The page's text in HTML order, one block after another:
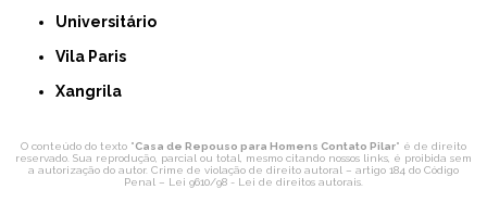
Universitário
Vila Paris
Xangrila
O conteúdo do texto "Casa de Repouso para Homens Contato Pilar" é de direito
reservado. Sua reprodução, parcial ou total, mesmo citando nossos links, é proibida sem
a autorização do autor. Crime de violação de direito autoral – artigo 184 do Código
Penal – Lei 9610/98 - Lei de direitos autorais